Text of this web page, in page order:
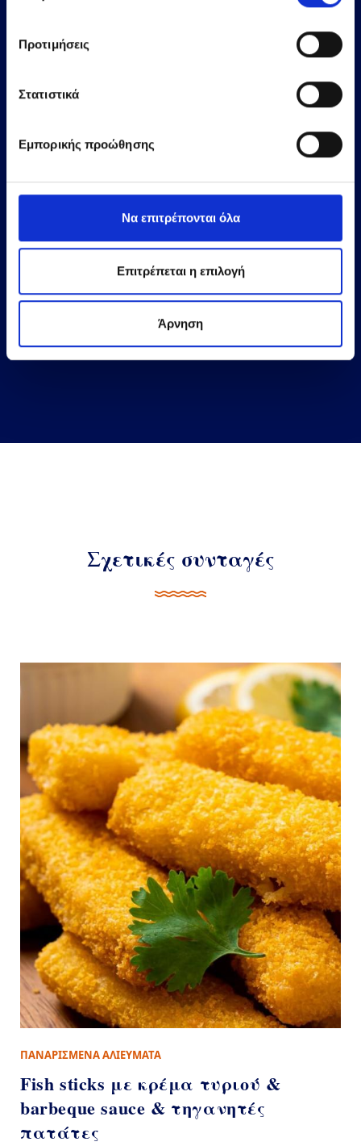
Προτιμήσεις
Στατιστικά
Εμπορικής προώθησης
Να επιτρέπονται όλα
Επιτρέπεται η επιλογή
Άρνηση
Fishsticks 10 & 15 τεμαχίων
Σχετικές συνταγές
ΠΑΝΑΡΙΣΜΕΝΑ ΑΛΙΕΥΜΑΤΑ
Fish sticks με κρέμα τυριού &
barbeque sauce & τηγανητές
πατάτες